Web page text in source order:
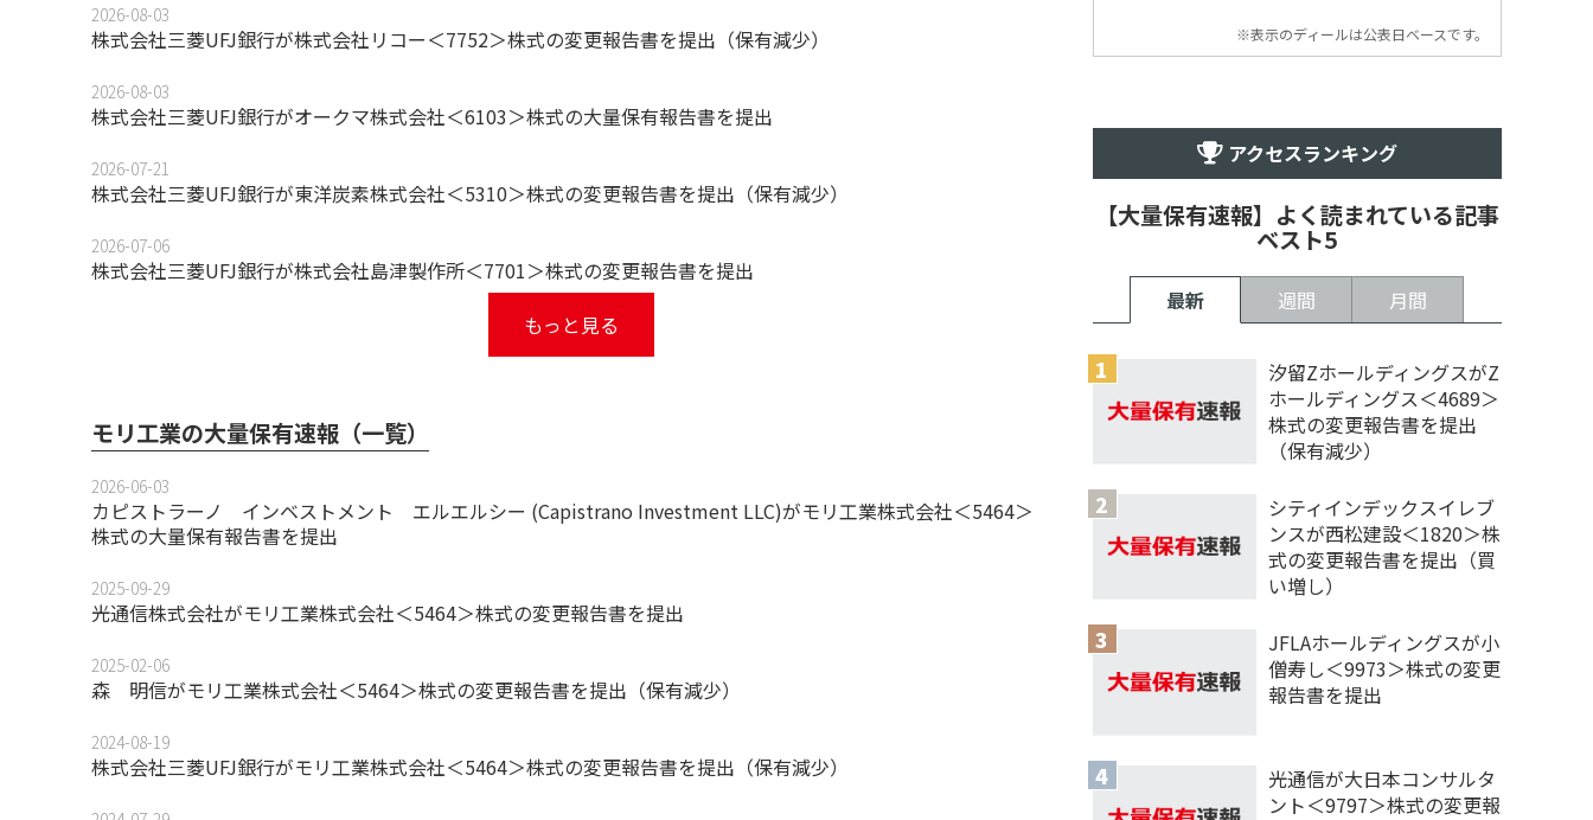
2026-08-03
株式会社三菱UFJ銀行が株式会社リコー＜7752＞株式の変更報告書を提出（保有減少）
2026-08-03
株式会社三菱UFJ銀行がオークマ株式会社＜6103＞株式の大量保有報告書を提出
2026-07-21
株式会社三菱UFJ銀行が東洋炭素株式会社＜5310＞株式の変更報告書を提出（保有減少）
2026-07-06
株式会社三菱UFJ銀行が株式会社島津製作所＜7701＞株式の変更報告書を提出
もっと見る
モリ工業の大量保有速報（一覧）
2026-06-03
カピストラーノ インベストメント エルエルシー (Capistrano Investment LLC)がモリ工業株式会社＜5464＞
株式の大量保有報告書を提出
2025-09-29
光通信株式会社がモリ工業株式会社＜5464＞株式の変更報告書を提出
2025-02-06
森 明信がモリ工業株式会社＜5464＞株式の変更報告書を提出（保有減少）
2024-08-19
株式会社三菱UFJ銀行がモリ工業株式会社＜5464＞株式の変更報告書を提出（保有減少）
※表示のディールは公表日ベースです。
アクセスランキング
【大量保有速報】よく読まれている記事
ベスト5
最新 週間 月間
汐留ZホールディングスがZ
ホールディングス＜4689＞
株式の変更報告書を提出
（保有減少）
シティインデックスイレブ
ンスが西松建設＜1820＞株
式の変更報告書を提出（買
い増し）
JFLAホールディングスが小
僧寿し＜9973＞株式の変更
報告書を提出
光通信が大日本コンサルタ
ント＜9797＞株式の変更報